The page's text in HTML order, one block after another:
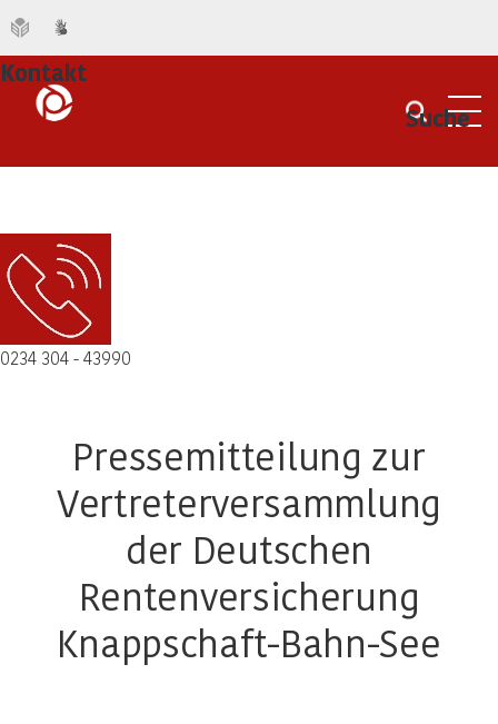
Suche
Kontakt
0234 304 - 43990
Pressemitteilung zur
Vertreterversammlung
der Deutschen
Rentenversicherung
Knappschaft-Bahn-See